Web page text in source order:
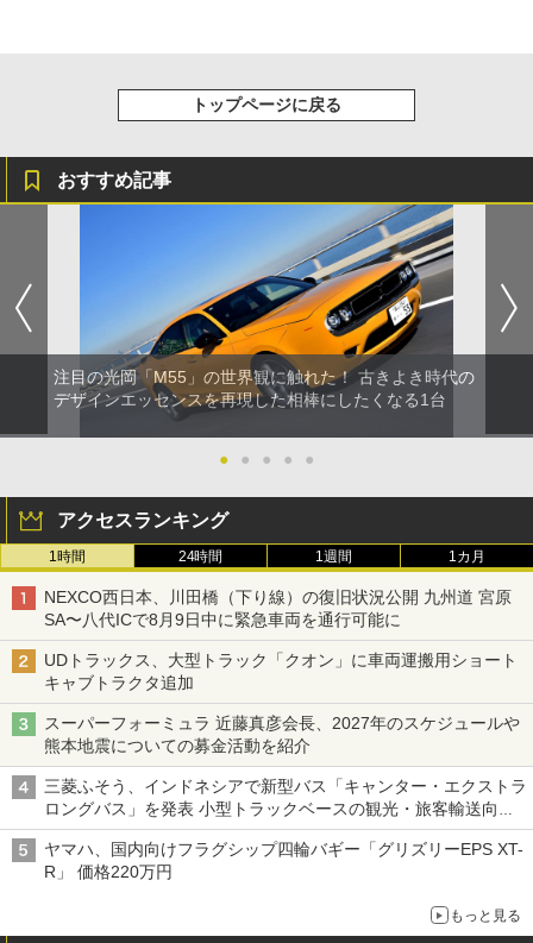
トップページに戻る
おすすめ記事
注目の光岡「M55」の世界観に触れた！ 古きよき時代の
デザインエッセンスを再現した相棒にしたくなる1台
● ● ● ● ●
アクセスランキング
1時間 24時間 1週間 1カ月
NEXCO西日本、川田橋（下り線）の復旧状況公開 九州道 宮原
SA〜八代ICで8月9日中に緊急車両を通行可能に
UDトラックス、大型トラック「クオン」に車両運搬用ショート
キャブトラクタ追加
スーパーフォーミュラ 近藤真彦会長、2027年のスケジュールや
熊本地震についての募金活動を紹介
三菱ふそう、インドネシアで新型バス「キャンター・エクストラ
ロングバス」を発表 小型トラックベースの観光・旅客輸送向け
バス
ヤマハ、国内向けフラグシップ四輪バギー「グリズリーEPS XT-
R」 価格220万円
もっと見る